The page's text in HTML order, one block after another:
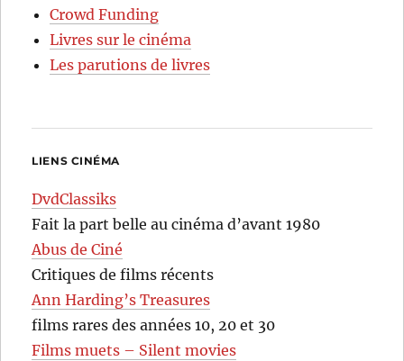
Crowd Funding
Livres sur le cinéma
Les parutions de livres
LIENS CINÉMA
DvdClassiks
Fait la part belle au cinéma d’avant 1980
Abus de Ciné
Critiques de films récents
Ann Harding’s Treasures
films rares des années 10, 20 et 30
Films muets – Silent movies